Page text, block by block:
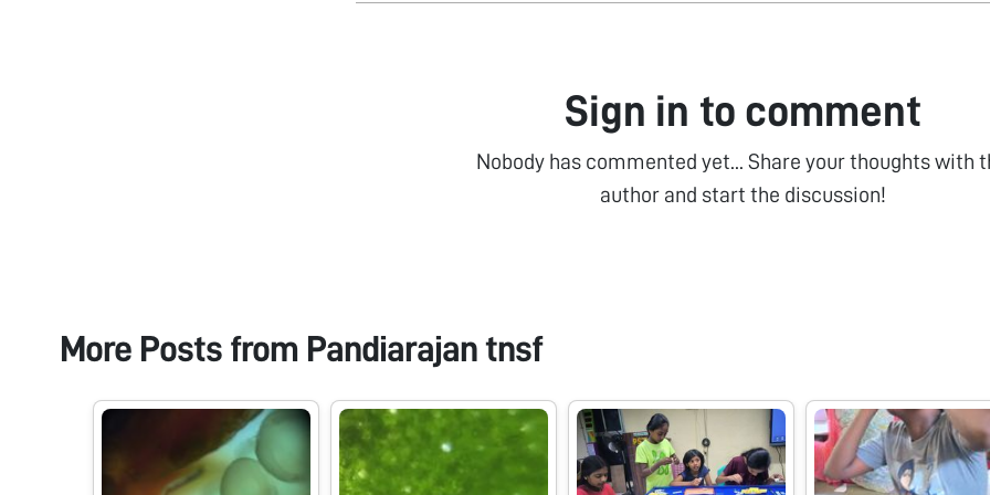
Sign in to comment
Nobody has commented yet... Share your thoughts with
author and start the discussion!
More Posts from Pandiarajan tnsf